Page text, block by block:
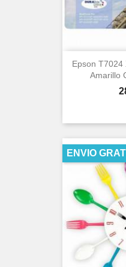
Epson T7024
Amarillo
ENVIO